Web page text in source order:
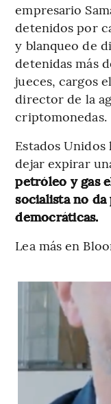
empresario
detenidos por
y blanqueo de
detenidas más
jueces, cargos
director de la
criptomonedas.
Estados
dejar expirar
petróleo y gas
socialista no da
democráticas.
Lea más en